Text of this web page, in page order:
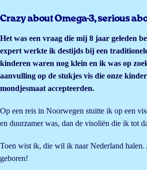
Crazy about Omega-3, serious
Het was een vraag die mij 8 jaar geleden
expert werkte ik destijds bij een
kinderen waren nog klein en ik was op
aanvulling op de stukjes vis die onze
mondjesmaat accepteerden.
Op een reis in Noorwegen stuitte ik op een
en duurzamer was, dan de visoliën die ik tot
Toen wist ik, die wil ik naar Nederland
geboren!